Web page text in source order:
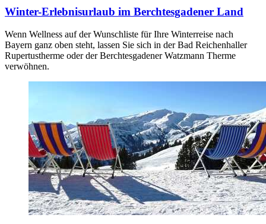
Winter-Erlebnisurlaub im Berchtesgadener Land
Wenn Wellness auf der Wunschliste für Ihre Winterreise nach
Bayern ganz oben steht, lassen Sie sich in der Bad Reichenhaller
Rupertustherme oder der Berchtesgadener Watzmann Therme
verwöhnen.